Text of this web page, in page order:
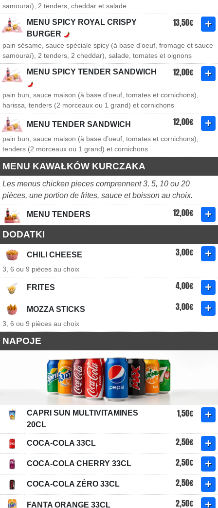
samouraï), 2 tenders, cheddar et salade
MENU SPICY ROYAL CRISPY
BURGER
13,50€
pain sésame, sauce spéciale spicy (à base d’oeuf, fromage et sauce
samouraï), 2 tenders, 2 cheddar), salade, tomates et oignons
MENU SPICY TENDER SANDWICH 12,00€
pain bun, sauce maison (à base d’oeuf, tomates et cornichons),
harissa, tenders (2 morceaux ou 1 grand) et cornichons
MENU TENDER SANDWICH 12,00€
pain bun, sauce maison (à base d’oeuf, tomates et cornichons),
tenders (2 morceaux ou 1 grand) et cornichons
MENU KAWAŁKÓW KURCZAKA
Les menus chicken pieces comprennent 3, 5, 10 ou 20
pièces, une portion de frites, sauce et boisson au choix.
MENU TENDERS 12,00€
DODATKI
CHILI CHEESE 3,00€
3, 6 ou 9 pièces au choix
FRITES 4,00€
MOZZA STICKS 3,00€
3, 6 ou 9 pièces au choix
NAPOJE
CAPRI SUN MULTIVITAMINES
20CL
1,50€
COCA-COLA 33CL 2,50€
COCA-COLA CHERRY 33CL 2,50€
COCA-COLA ZÉRO 33CL 2,50€
FANTA ORANGE 33CL 2,50€